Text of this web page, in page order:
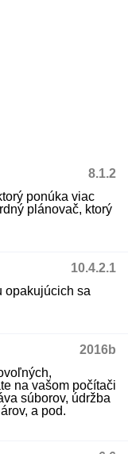
8.1.2
ponúka viac
plánovač, ktorý
10.4.2.1
opakujúcich sa
2016b
na vašom počítači
súborov, údržba
a pod.